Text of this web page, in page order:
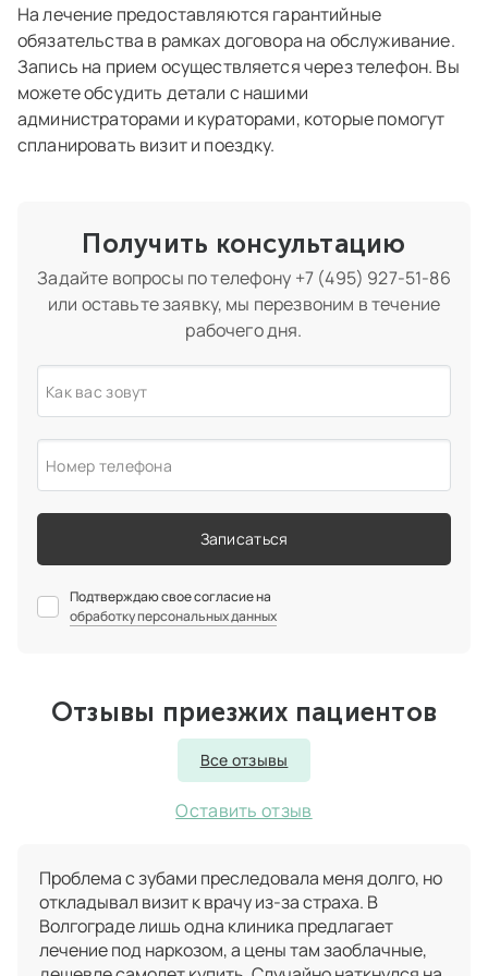
На лечение предоставляются гарантийные
обязательства в рамках договора на обслуживание.
Запись на прием осуществляется через телефон. Вы
можете обсудить детали с нашими
администраторами и кураторами, которые помогут
спланировать визит и поездку.
Получить консультацию
Задайте вопросы по телефону +7 (495) 927-51-86
или оставьте заявку, мы перезвоним в течение
рабочего дня.
Как вас зовут
Номер телефона
Записаться
Подтверждаю свое согласие на
обработку персональных данных
Отзывы приезжих пациентов
Все отзывы
Оставить отзыв
Проблема с зубами преследовала меня долго, но
откладывал визит к врачу из-за страха. В
Волгограде лишь одна клиника предлагает
лечение под наркозом, а цены там заоблачные,